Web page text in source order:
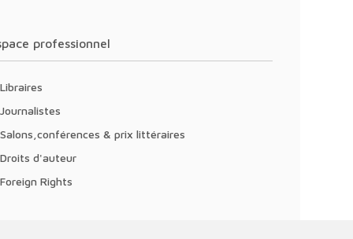
professionnel
Libraires
Journalistes
Salons,conférences & prix littéraires
Droits d'auteur
Foreign Rights